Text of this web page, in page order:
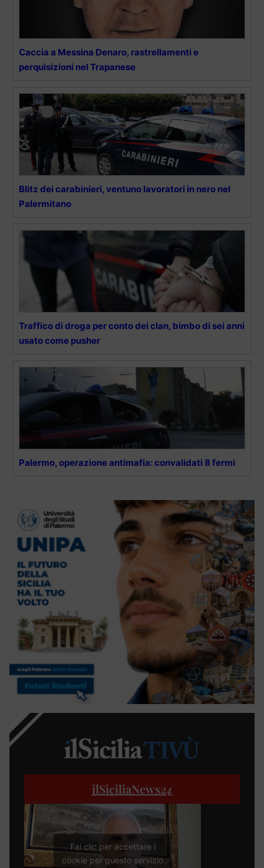
Caccia a Messina Denaro, rastrellamenti e
perquisizioni nel Trapanese
Blitz dei carabinieri, ventuno lavoratori in nero nel
Palermitano
Traffico di droga per conto dei clan, bimbo di sei anni
usato come pusher
Palermo, operazione antimafia: convalidati 8 fermi
ilSiciliaNews24
Fai clic per accettare i
cookie per questo servizio